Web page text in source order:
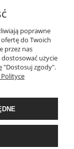
poprawne
do Twoich
przez nas
użycie
"Dostosuj zgody".